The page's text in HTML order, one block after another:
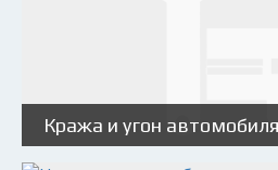
Кража и угон